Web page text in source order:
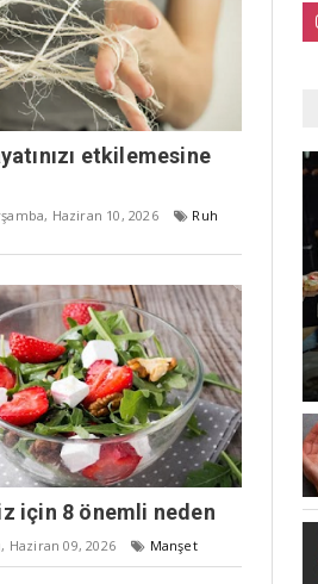
etkilemesine
Haziran 10, 2026
Ruh
için 8 önemli neden
Haziran 09, 2026 Manşet